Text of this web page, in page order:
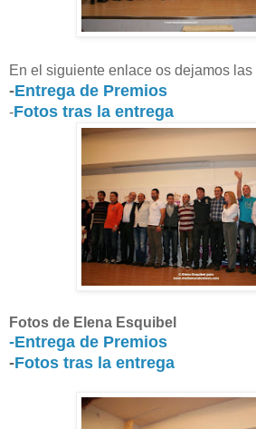
En el siguiente enlace os dejamos las
-Entrega de Premios
-Fotos tras la entrega
Fotos de Elena Esquibel
-Entrega de Premios
-Fotos tras la entrega